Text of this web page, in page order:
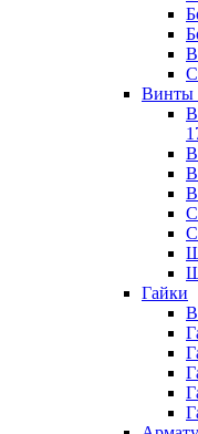
Винты
Гайки